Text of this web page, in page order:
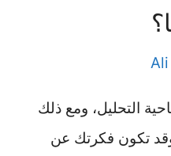
التحليل، ومع ذلك
تكون فكرتك عن